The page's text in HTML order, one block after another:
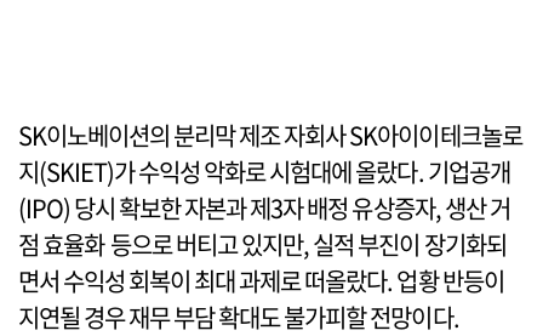
SK이노베이션의 분리막 제조 자회사 SK아이이테크놀로
지(SKIET)가 수익성 악화로 시험대에 올랐다. 기업공개
(IPO) 당시 확보한 자본과 제3자 배정 유상증자, 생산 거
점 효율화 등으로 버티고 있지만, 실적 부진이 장기화되
면서 수익성 회복이 최대 과제로 떠올랐다. 업황 반등이
지연될 경우 재무 부담 확대도 불가피할 전망이다.